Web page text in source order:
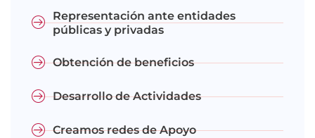
Representación ante entidades
públicas y privadas
Obtención de beneficios
Desarrollo de Actividades
Creamos redes de Apoyo